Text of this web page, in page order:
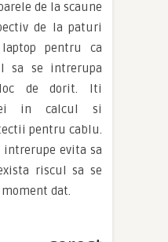
de la scaune
de la paturi
pentru ca
sa se intrerupa
de dorit. Iti
iei in calcul si
pentru cablu.
intrerupe evita sa
riscul sa se
dat.